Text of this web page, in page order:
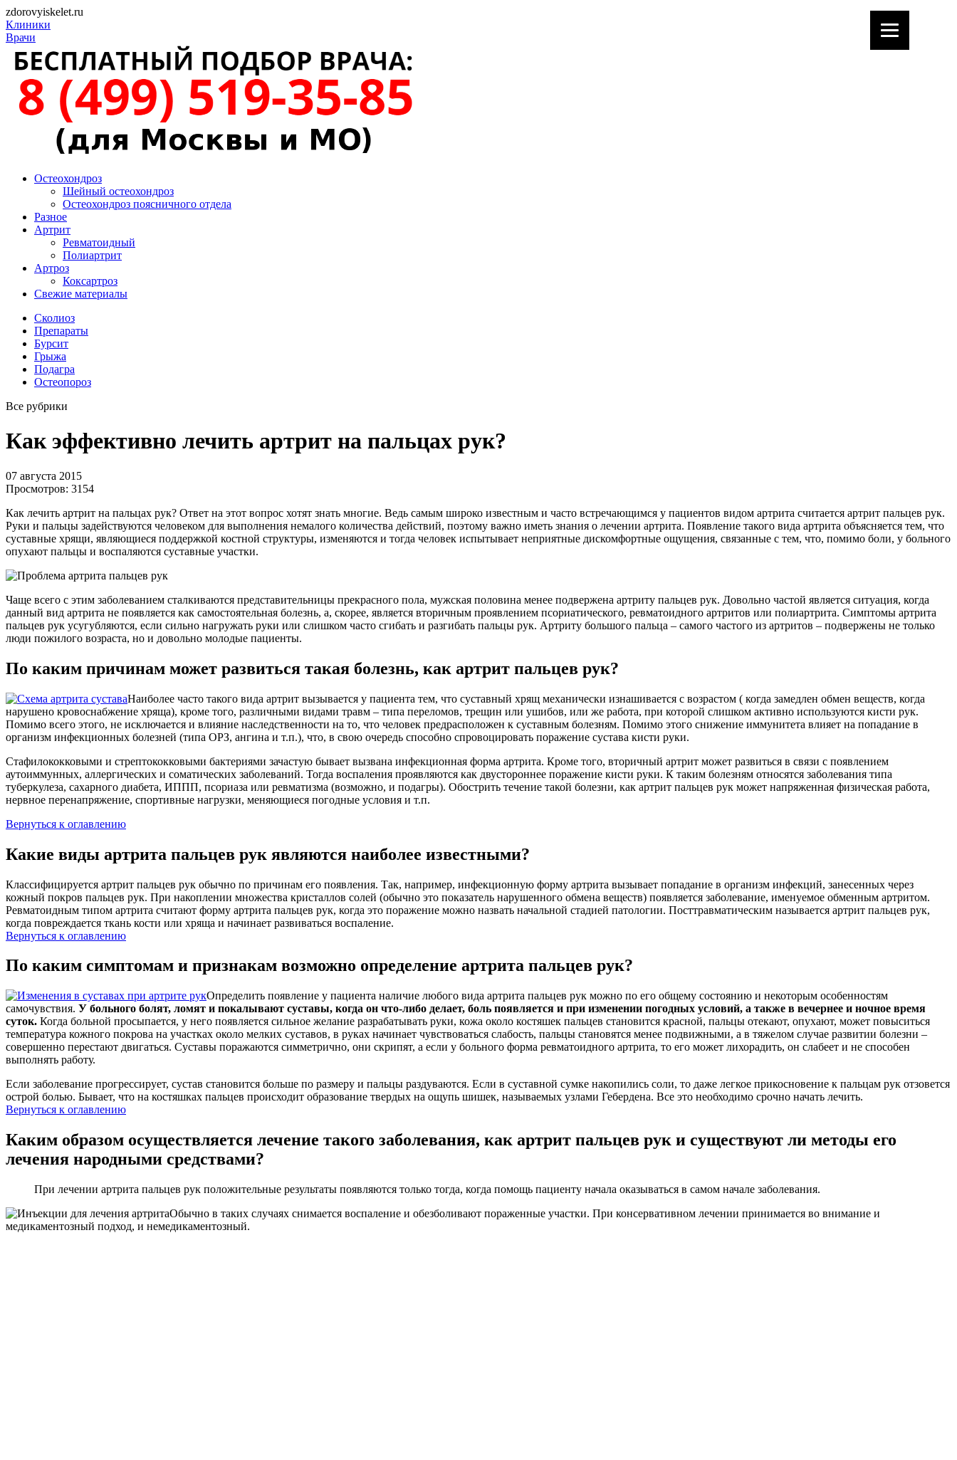
zdorovyiskelet.ru
Клиники
Врачи
Остеохондроз
Шейный остеохондроз
Остеохондроз поясничного отдела
Разное
Артрит
Ревматоидный
Полиартрит
Артроз
Коксартроз
Свежие материалы
Сколиоз
Препараты
Бурсит
Грыжа
Подагра
Остеопороз
Все рубрики
Как эффективно лечить артрит на пальцах рук?
07 августа 2015
Просмотров: 3154
Как лечить артрит на пальцах рук? Ответ на этот вопрос хотят знать многие. Ведь самым широко известным и часто встречающимся у пациентов видом артрита считается артрит пальцев рук.
Руки и пальцы задействуются человеком для выполнения немалого количества действий, поэтому важно иметь знания о лечении артрита. Появление такого вида артрита объясняется тем, что
суставные хрящи, являющиеся поддержкой костной структуры, изменяются и тогда человек испытывает неприятные дискомфортные ощущения, связанные с тем, что, помимо боли, у больного
опухают пальцы и воспаляются суставные участки.
Чаще всего с этим заболеванием сталкиваются представительницы прекрасного пола, мужская половина менее подвержена артриту пальцев рук. Довольно частой является ситуация, когда
данный вид артрита не появляется как самостоятельная болезнь, а, скорее, является вторичным проявлением псориатического, ревматоидного артритов или полиартрита. Симптомы артрита
пальцев рук усугубляются, если сильно нагружать руки или слишком часто сгибать и разгибать пальцы рук. Артриту большого пальца – самого частого из артритов – подвержены не только
люди пожилого возраста, но и довольно молодые пациенты.
По каким причинам может развиться такая болезнь, как артрит пальцев рук?
Наиболее часто такого вида артрит вызывается у пациента тем, что суставный хрящ механически изнашивается с возрастом ( когда замедлен обмен веществ, когда
нарушено кровоснабжение хряща), кроме того, различными видами травм – типа переломов, трещин или ушибов, или же работа, при которой слишком активно используются кисти рук.
Помимо всего этого, не исключается и влияние наследственности на то, что человек предрасположен к суставным болезням. Помимо этого снижение иммунитета влияет на попадание в
организм инфекционных болезней (типа ОРЗ, ангина и т.п.), что, в свою очередь способно спровоцировать поражение сустава кисти руки.
Стафилококковыми и стрептококковыми бактериями зачастую бывает вызвана инфекционная форма артрита. Кроме того, вторичный артрит может развиться в связи с появлением
аутоиммунных, аллергических и соматических заболеваний. Тогда воспаления проявляются как двустороннее поражение кисти руки. К таким болезням относятся заболевания типа
туберкулеза, сахарного диабета, ИППП, псориаза или ревматизма (возможно, и подагры). Обострить течение такой болезни, как артрит пальцев рук может напряженная физическая работа,
нервное перенапряжение, спортивные нагрузки, меняющиеся погодные условия и т.п.
Вернуться к оглавлению
Какие виды артрита пальцев рук являются наиболее известными?
Классифицируется артрит пальцев рук обычно по причинам его появления. Так, например, инфекционную форму артрита вызывает попадание в организм инфекций, занесенных через
кожный покров пальцев рук. При накоплении множества кристаллов солей (обычно это показатель нарушенного обмена веществ) появляется заболевание, именуемое обменным артритом.
Ревматоидным типом артрита считают форму артрита пальцев рук, когда это поражение можно назвать начальной стадией патологии. Посттравматическим называется артрит пальцев рук,
когда повреждается ткань кости или хряща и начинает развиваться воспаление.
Вернуться к оглавлению
По каким симптомам и признакам возможно определение артрита пальцев рук?
Определить появление у пациента наличие любого вида артрита пальцев рук можно по его общему состоянию и некоторым особенностям
самочувствия. У больного болят, ломят и покалывают суставы, когда он что-либо делает, боль появляется и при изменении погодных условий, а также в вечернее и ночное время
суток. Когда больной просыпается, у него появляется сильное желание разрабатывать руки, кожа около костяшек пальцев становится красной, пальцы отекают, опухают, может повыситься
температура кожного покрова на участках около мелких суставов, в руках начинает чувствоваться слабость, пальцы становятся менее подвижными, а в тяжелом случае развитии болезни –
совершенно перестают двигаться. Суставы поражаются симметрично, они скрипят, а если у больного форма ревматоидного артрита, то его может лихорадить, он слабеет и не способен
выполнять работу.
Если заболевание прогрессирует, сустав становится больше по размеру и пальцы раздуваются. Если в суставной сумке накопились соли, то даже легкое прикосновение к пальцам рук отзовется
острой болью. Бывает, что на костяшках пальцев происходит образование твердых на ощупь шишек, называемых узлами Гебердена. Все это необходимо срочно начать лечить.
Вернуться к оглавлению
Каким образом осуществляется лечение такого заболевания, как артрит пальцев рук и существуют ли методы его
лечения народными средствами?
При лечении артрита пальцев рук положительные результаты появляются только тогда, когда помощь пациенту начала оказываться в самом начале заболевания.
Обычно в таких случаях снимается воспаление и обезболивают пораженные участки. При консервативном лечении принимается во внимание и
медикаментозный подход, и немедикаментозный.